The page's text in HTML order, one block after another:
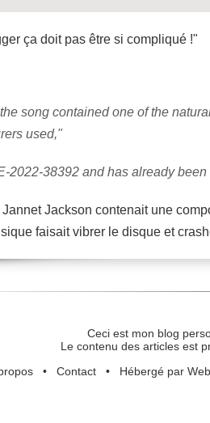
ça doit pas être si compliqué !"
song contained one of the
used,"
2022-38392 and has already
Jackson contenait une
faisait vibrer le disque et
Ceci est mon blog
Le contenu des articles est
• Contact• Hébergé par